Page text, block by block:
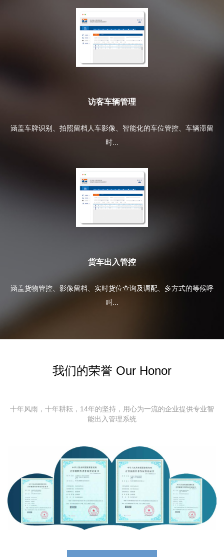
访客车辆管理
涵盖车牌识别、拍照留档人车影像、智能化的车位管控、车辆滞留
时...
货车出入管控
涵盖货物管控、影像留档、实时货位查询及调配、多方式的等候呼
叫...
我们的荣誉 Our Honor
十年风雨，十年耕耘，14年的坚持，用心为一流的企业提供专业智
能出入管理系统